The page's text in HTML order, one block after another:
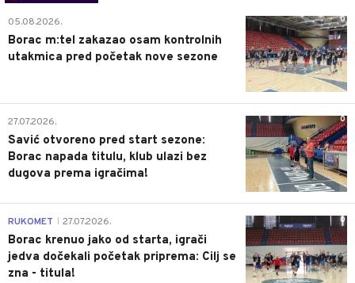
0
05.08.2026.
Borac m:tel zakazao osam kontrolnih
utakmica pred početak nove sezone
0
27.07.2026.
Savić otvoreno pred start sezone:
Borac napada titulu, klub ulazi bez
dugova prema igračima!
0
RUKOMET 27.07.2026.
Borac krenuo jako od starta, igrači
jedva dočekali početak priprema: Cilj se
zna - titula!